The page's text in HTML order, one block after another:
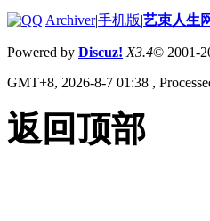
|Archiver|手机版|艺束人生
Powered by Discuz! X3.4© 2001-
GMT+8, 2026-8-7 01:38 ,
返回顶部